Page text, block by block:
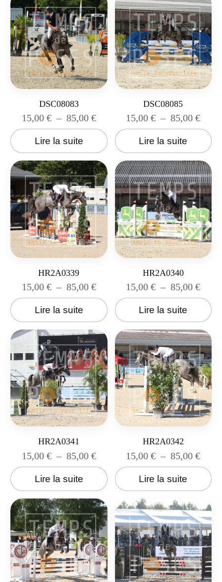
DSC08083
15,00 € – 85,00 €
Lire la suite
DSC08085
15,00€ – 85,00€
Lire la suite
HR2A0339
15,00 € – 85,00 €
Lire la suite
HR2A0340
15,00€ – 85,00€
Lire la suite
HR2A0341
15,00 € – 85,00 €
Lire la suite
HR2A0342
15,00€ – 85,00€
Lire la suite